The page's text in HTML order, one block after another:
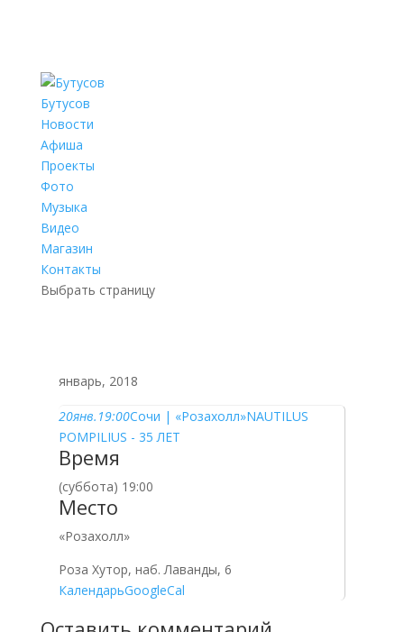
Бутусов
Новости
Афиша
Проекты
Фото
Музыка
Видео
Магазин
Контакты
Выбрать страницу
январь, 2018
20янв. 19:00Сочи | «Розахолл»NAUTILUS
POMPILIUS - 35 ЛЕТ
Время
(суббота) 19:00
Место
«Розахолл»
Роза Хутор, наб. Лаванды, 6
КалендарьGoogleCal